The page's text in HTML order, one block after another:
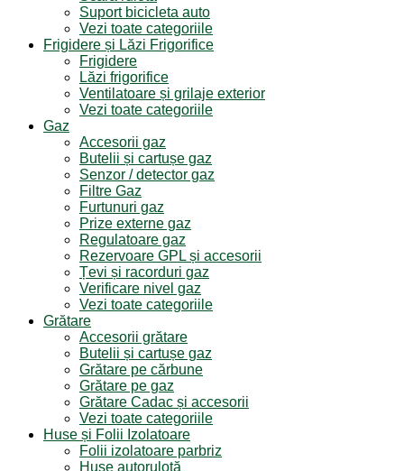
Suport bicicleta auto
Vezi toate categoriile
Frigidere și Lăzi Frigorifice
Frigidere
Lăzi frigorifice
Ventilatoare și grilaje exterior
Vezi toate categoriile
Gaz
Accesorii gaz
Butelii și cartușe gaz
Senzor / detector gaz
Filtre Gaz
Furtunuri gaz
Prize externe gaz
Regulatoare gaz
Rezervoare GPL și accesorii
Țevi și racorduri gaz
Verificare nivel gaz
Vezi toate categoriile
Grătare
Accesorii grătare
Butelii și cartușe gaz
Grătare pe cărbune
Grătare pe gaz
Grătare Cadac și accesorii
Vezi toate categoriile
Huse și Folii Izolatoare
Folii izolatoare parbriz
Huse autorulotă